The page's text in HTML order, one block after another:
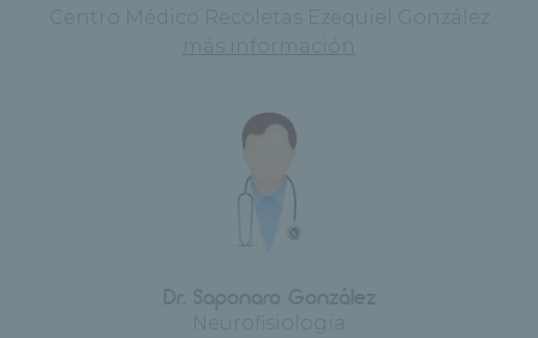
Centro Médico Recoletas Ezequiel González
más información
Dr. Saponaro González
Neurofisiología